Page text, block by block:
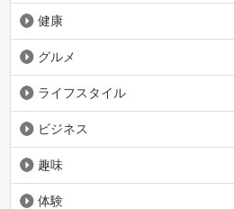
健康
グルメ
ライフスタイル
ビジネス
趣味
体験